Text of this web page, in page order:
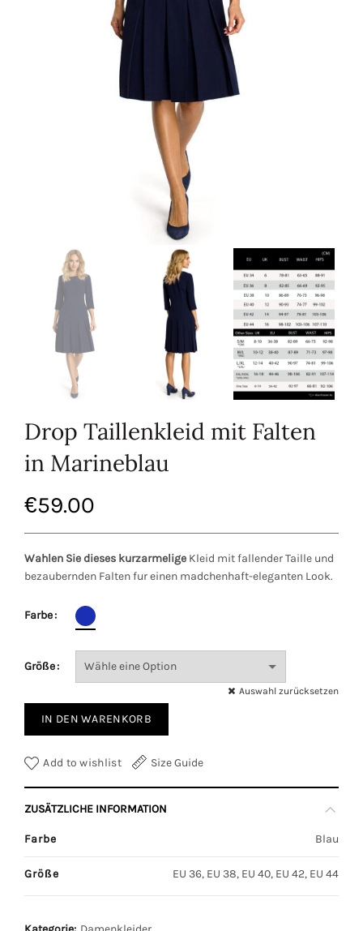
Drop Taillenkleid mit Falten
in Marineblau
€59.00
Wahlen Sie dieses kurzarmelige Kleid mit fallender Taille und
bezaubernden Falten fur einen madchenhaft-eleganten Look.
Farbe
Größe
Auswahl zurücksetzen
IN DEN WARENKORB
Add to wishlist Size Guide
ZUSÄTZLICHE INFORMATION
Farbe Blau
Größe EU 36, EU 38, EU 40, EU 42, EU 44